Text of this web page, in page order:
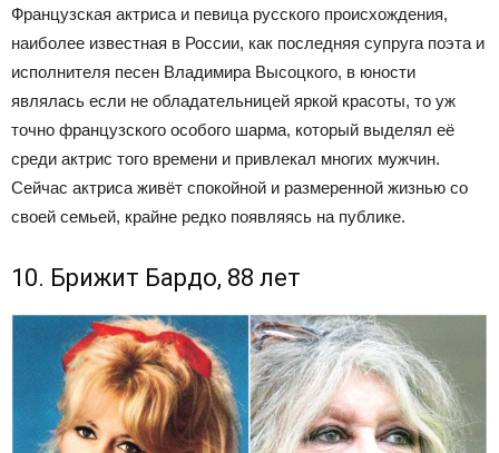
Французская актриса и певица русского происхождения,
наиболее известная в России, как последняя супруга поэта и
исполнителя песен Владимира Высоцкого, в юности
являлась если не обладательницей яркой красоты, то уж
точно французского особого шарма, который выделял её
среди актрис того времени и привлекал многих мужчин.
Сейчас актриса живёт спокойной и размеренной жизнью со
своей семьей, крайне редко появляясь на публике.
10. Брижит Бардо, 88 лет